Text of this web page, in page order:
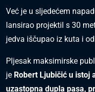
Već je u sljedećem
lansirao projektil s 30
jedva iščupao iz kuta i
Pljesak maksimirske
je Robert Ljubičić u istoj
uzastopna dupla pasa,